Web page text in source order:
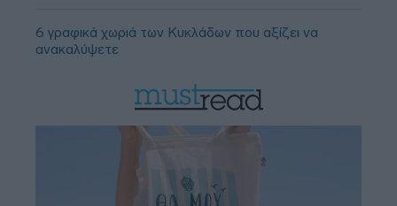
6 γραφικά χωριά των Κυκλάδων που αξίζει να
ανακαλύψετε